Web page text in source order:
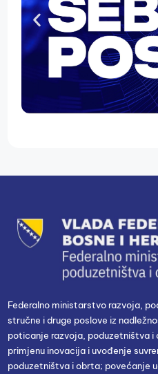
Federalno ministarstvo razvoja,
stručne i druge poslove iz
poticanje razvoja, poduzetništva
primjenu inovacija i uvođenje
poduzetništva i obrta; povećanje